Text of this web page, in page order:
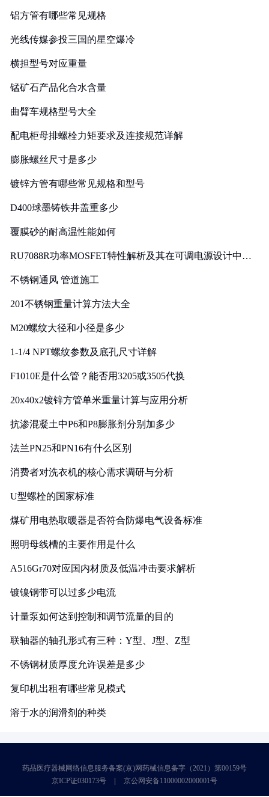
铝方管有哪些常见规格
光线传媒参投三国的星空爆冷
横担型号对应重量
锰矿石产品化合水含量
曲臂车规格型号大全
配电柜母排螺栓力矩要求及连接规范详解
膨胀螺丝尺寸是多少
镀锌方管有哪些常见规格和型号
D400球墨铸铁井盖重多少
覆膜砂的耐高温性能如何
RU7088R功率MOSFET特性解析及其在可调电源设计中的
不锈钢通风 管道施工
201不锈钢重量计算方法大全
M20螺纹大径和小径是多少
1-1/4 NPT螺纹参数及底孔尺寸详解
F1010E是什么管？能否用3205或3505代换
20x40x2镀锌方管单米重量计算与应用分析
抗渗混凝土中P6和P8膨胀剂分别加多少
法兰PN25和PN16有什么区别
消费者对洗衣机的核心需求调研与分析
U型螺栓的国家标准
煤矿用电热取暖器是否符合防爆电气设备标准
照明母线槽的主要作用是什么
A516Gr70对应国内材质及低温冲击要求解析
镀镍钢带可以过多少电流
计量泵如何达到控制和调节流量的目的
联轴器的轴孔形式有三种：Y型、J型、Z型
不锈钢材质厚度允许误差是多少
复印机出租有哪些常见模式
溶于水的润滑剂的种类
药品医疗器械网络信息服务备案(京)网药械信息备字（2021）第00159号
京ICP证030173号
京公网安备11000002000001号